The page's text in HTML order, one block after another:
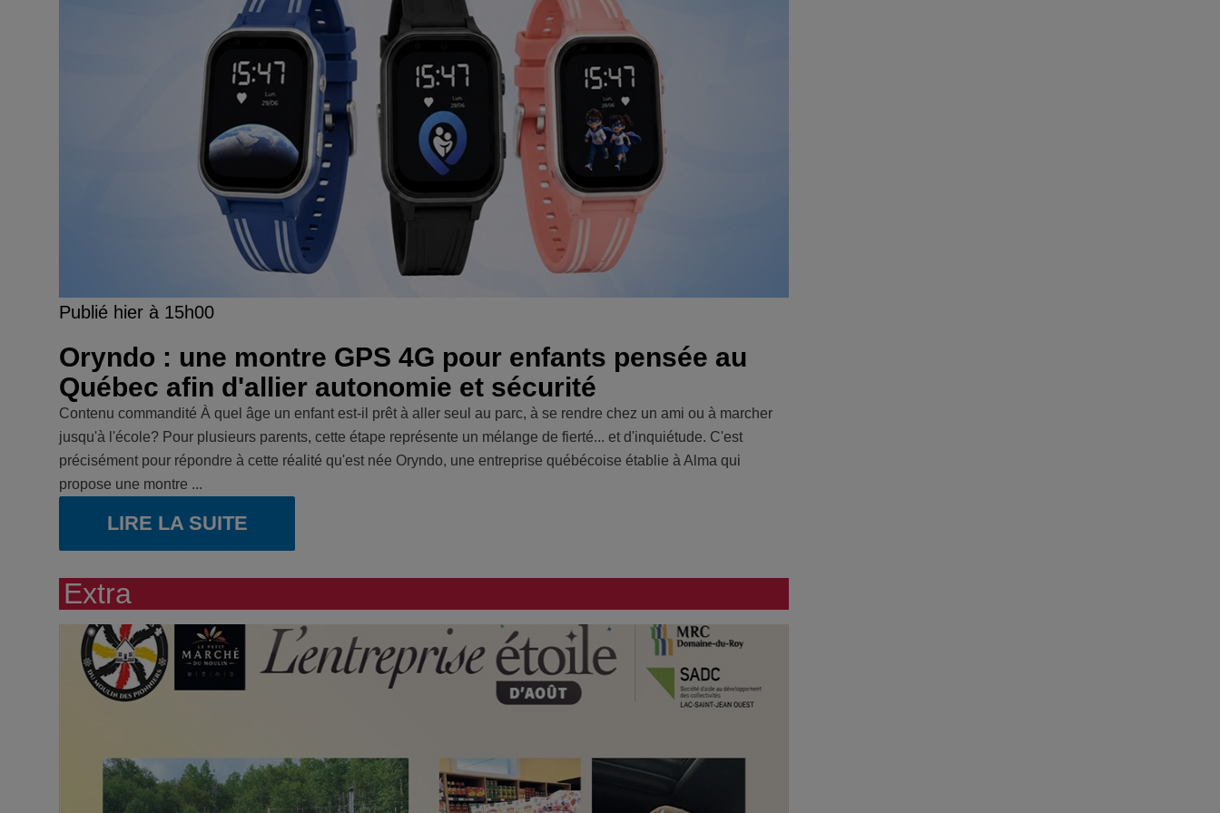
Publié hier à 15h00
Oryndo : une montre GPS 4G pour enfants pensée au
Québec afin d'allier autonomie et sécurité
Contenu commandité À quel âge un enfant est-il prêt à aller seul au parc, à se rendre chez un ami ou à marcher
jusqu'à l'école? Pour plusieurs parents, cette étape représente un mélange de fierté... et d'inquiétude. C'est
précisément pour répondre à cette réalité qu'est née Oryndo, une entreprise québécoise établie à Alma qui
propose une montre ...
LIRE LA SUITE
Extra